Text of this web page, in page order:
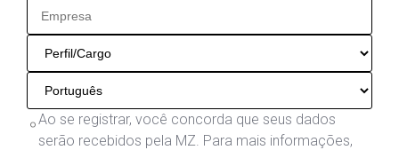
Ao se registrar, você concorda que seus dados
serão recebidos pela MZ. Para mais informações,